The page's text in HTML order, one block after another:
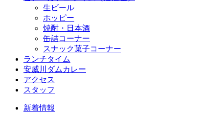
生ビール
ホッピー
焼酎・日本酒
缶詰コーナー
スナック菓子コーナー
ランチタイム
安威川ダムカレー
アクセス
スタッフ
新着情報